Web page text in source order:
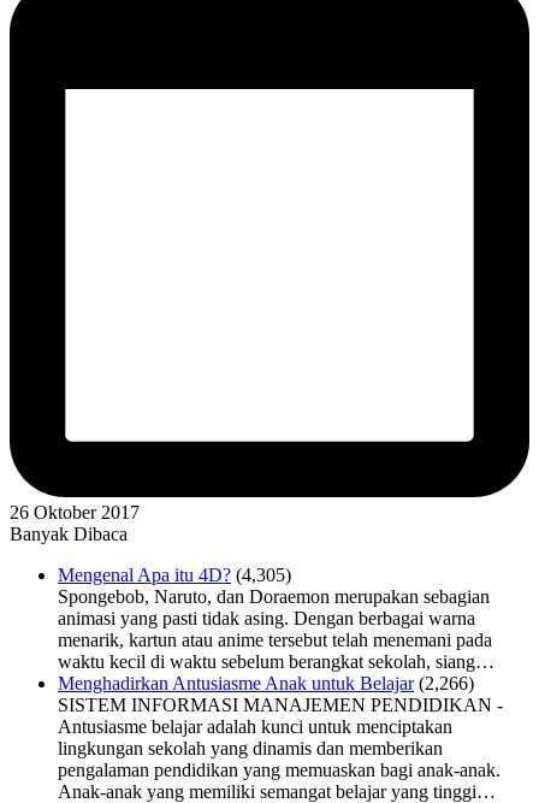
26 Oktober 2017
Banyak Dibaca
Mengenal Apa itu 4D? (4,305)
Spongebob, Naruto, dan Doraemon merupakan sebagian
animasi yang pasti tidak asing. Dengan berbagai warna
menarik, kartun atau anime tersebut telah menemani pada
waktu kecil di waktu sebelum berangkat sekolah, siang…
Menghadirkan Antusiasme Anak untuk Belajar (2,266)
SISTEM INFORMASI MANAJEMEN PENDIDIKAN -
Antusiasme belajar adalah kunci untuk menciptakan
lingkungan sekolah yang dinamis dan memberikan
pengalaman pendidikan yang memuaskan bagi anak-anak.
Anak-anak yang memiliki semangat belajar yang tinggi…